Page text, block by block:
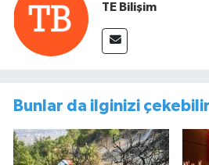
TE Bilişim
Bunlar da ilginizi çekebilir